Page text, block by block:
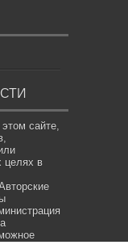
сайте,
целях в